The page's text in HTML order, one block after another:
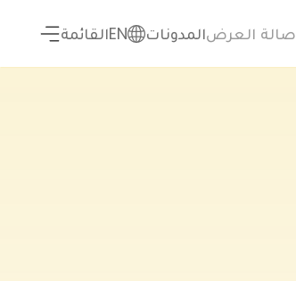
صالة العرضالمدونات ENالقائمة